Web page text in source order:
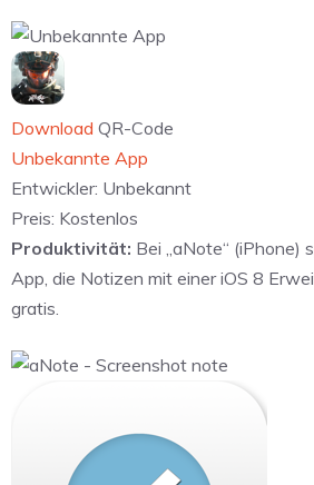
Download QR-Code
Unbekannte App
Entwickler: Unbekannt
Preis: Kostenlos
Produktivität: Bei „aNote“ (iPhone)
App, die Notizen mit einer iOS 8
gratis.